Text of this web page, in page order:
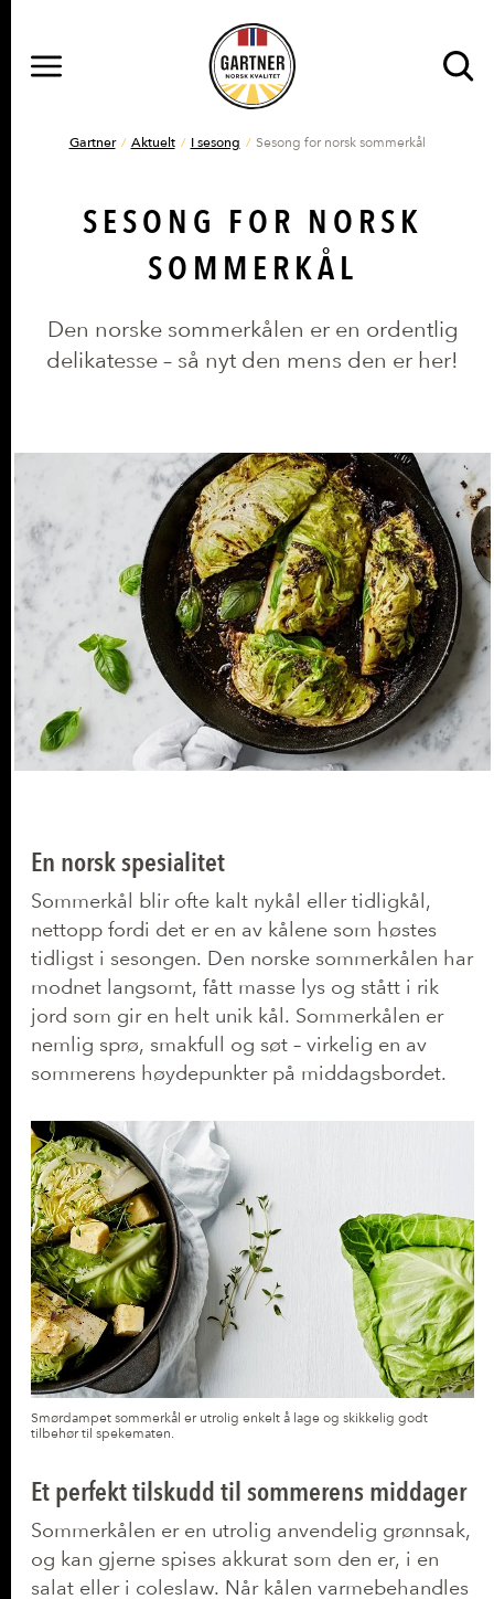
DU ER HER
Gartner Aktuelt I sesong Sesong for norsk sommerkål
SESONG FOR NORSK
SOMMERKÅL
Den norske sommerkålen er en ordentlig
delikatesse – så nyt den mens den er her!
En norsk spesialitet
Sommerkål blir ofte kalt nykål eller tidligkål,
nettopp fordi det er en av kålene som høstes
tidligst i sesongen. Den norske sommerkålen har
modnet langsomt, fått masse lys og stått i rik
jord som gir en helt unik kål. Sommerkålen er
nemlig sprø, smakfull og søt – virkelig en av
sommerens høydepunkter på middagsbordet.
Smørdampet sommerkål er utrolig enkelt å lage og skikkelig godt
tilbehør til spekematen.
Et perfekt tilskudd til sommerens middager
Sommerkålen er en utrolig anvendelig grønnsak,
og kan gjerne spises akkurat som den er, i en
salat eller i coleslaw. Når kålen varmebehandles